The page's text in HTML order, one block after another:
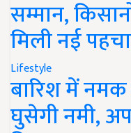
सम्मान,
मिली नई
Lifestyle
बारिश में
घुसेगी नमी,